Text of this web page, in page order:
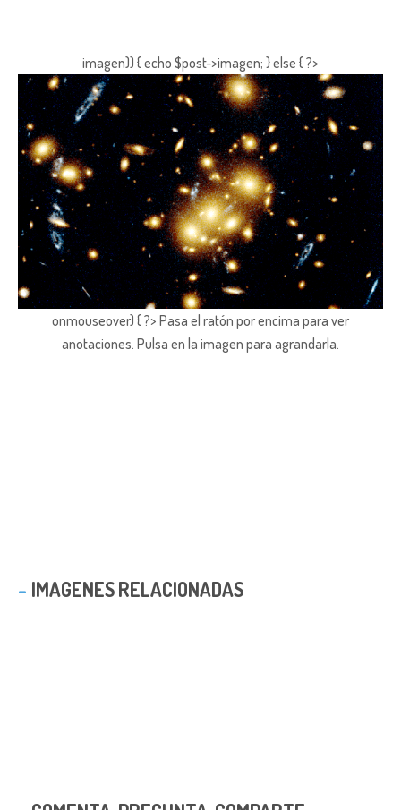
imagen)) { echo $post->imagen; } else { ?>
onmouseover) { ?> Pasa el ratón por encima para ver
anotaciones. Pulsa en la imagen para agrandarla.
IMAGENES RELACIONADAS